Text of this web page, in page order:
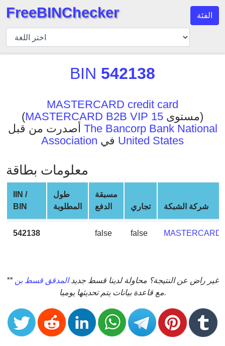
مدقق
BIN
BIN
API
BIN
Checker
v2
CC
Generator
Validator
Credit
FreeBINChecker الفئة
BIN 542138
MASTERCARD credit card
(MASTERCARD B2B VIP 15
The Bancorp Bank National
Association
United States
معلومات بطاقة
IIN /
BIN
طول
المطلوبة
مسبقة
الدفع
تجاري شركة الشبكة
542138 false false MASTERCARD
** غير راض عن النتيجة؟ محاولة لدينا قسط جديدالمدقق قسط بن
مع قاعدة بيانات يتم تحديثها يوميا.